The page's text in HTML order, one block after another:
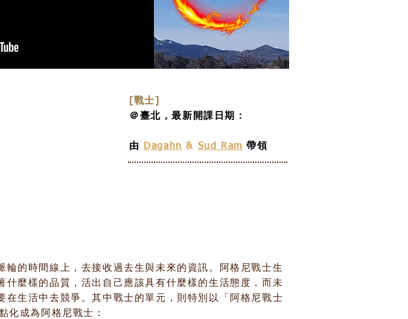
[戰士]
＠臺北，最新開課日期：
由 Dagahn & Sud Ram 帶領
的時間線上，去接收過去生與未來的資訊。阿格尼戰士生
麼樣的品質，活出自己應該具有什麼樣的生活態度，而未
在生活中去競爭。其中戰士的單元，則特別以「阿格尼戰士
化成為阿格尼戰士：